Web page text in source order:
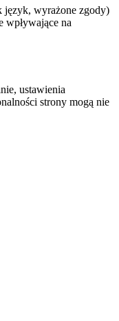
język, wyrażone zgody)
na
ustawienia
strony mogą nie